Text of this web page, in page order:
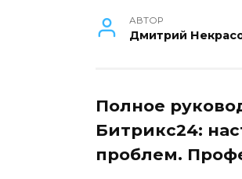
АВТОР
Дмитрий
Полное
Битрикс24:
проблем.